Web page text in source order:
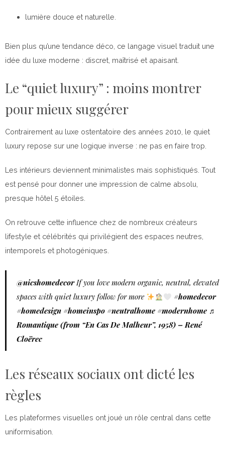
lumière douce et naturelle.
Bien plus qu’une tendance déco, ce langage visuel traduit une
idée du luxe moderne : discret, maîtrisé et apaisant.
Le “quiet luxury” : moins montrer
pour mieux suggérer
Contrairement au luxe ostentatoire des années 2010, le quiet
luxury repose sur une logique inverse : ne pas en faire trop.
Les intérieurs deviennent minimalistes mais sophistiqués. Tout
est pensé pour donner une impression de calme absolu,
presque hôtel 5 étoiles.
On retrouve cette influence chez de nombreux créateurs
lifestyle et célébrités qui privilégient des espaces neutres,
intemporels et photogéniques.
@nicshomedecorIf you love modern organic, neutral, elevated
spaces with quiet luxury follow for more
#homedecor
#homedesign #homeinspo #neutralhome #modernhome ♬
Romantique (from “En Cas De Malheur”, 1958) – René
Cloërec
Les réseaux sociaux ont dicté les
règles
Les plateformes visuelles ont joué un rôle central dans cette
uniformisation.